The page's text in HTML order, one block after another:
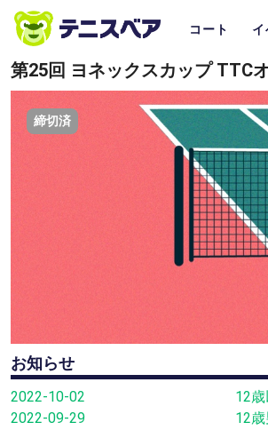
コート
第25回 ヨネックスカップ TTC
締切済
お知らせ
2022-10-02
12
2022-09-29
12